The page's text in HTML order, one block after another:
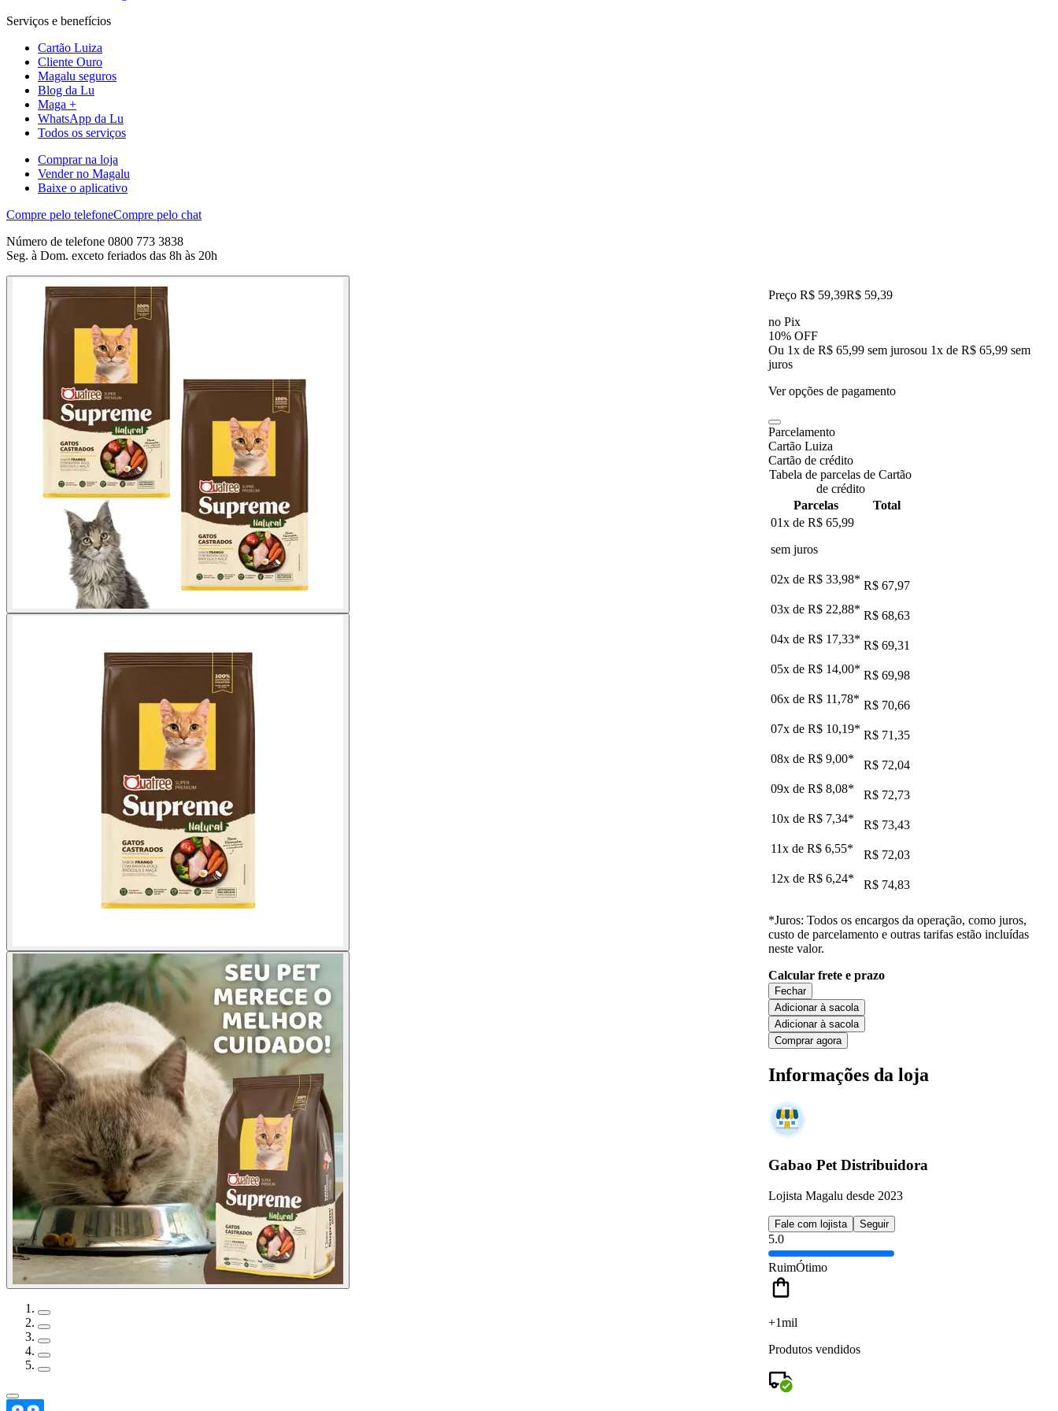
Serviços e benefícios
Cartão Luiza
Cliente Ouro
Magalu seguros
Blog da Lu
Maga +
WhatsApp da Lu
Todos os serviços
Comprar na loja
Vender no Magalu
Baixe o aplicativo
Compre pelo telefoneCompre pelo chat
Número de telefone 0800 773 3838
Seg. à Dom. exceto feriados das 8h às 20h
Preço R$ 59,39R$ 59,39
no Pix
10% OFF
Ou 1x de R$ 65,99 sem jurosou 1x de R$ 65,99 sem
juros
Ver opções de pagamento
Parcelamento
Cartão Luiza
Cartão de crédito
Tabela de parcelas de Cartão
de crédito
Parcelas
Total
01x de R$ 65,99
sem juros
02x de R$ 33,98* R$ 67,97
03x de R$ 22,88* R$ 68,63
04x de R$ 17,33* R$ 69,31
05x de R$ 14,00* R$ 69,98
06x de R$ 11,78* R$ 70,66
07x de R$ 10,19* R$ 71,35
08x de R$ 9,00*
R$ 72,04
09x de R$ 8,08*
R$ 72,73
10x de R$ 7,34*
R$ 73,43
11x de R$ 6,55*
R$ 72,03
12x de R$ 6,24* R$ 74,83
*Juros: Todos os encargos da operação, como juros,
custo de parcelamento e outras tarifas estão incluídas
neste valor.
Calcular frete e prazo
Fechar
Adicionar à sacola
Adicionar à sacola
Comprar agora
Informações da loja
Gabao Pet Distribuidora
Lojista Magalu desde 2023
Fale com lojista Seguir
5.0
RuimÓtimo
+1mil
Produtos vendidos